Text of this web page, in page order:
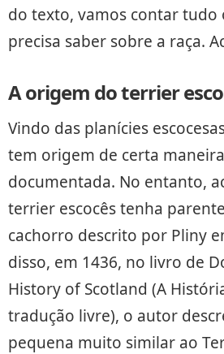
do texto, vamos contar tudo
precisa saber sobre a raça.
A origem do terrier
Vindo das planícies
tem origem de certa
documentada. No entanto,
terrier escocês tenha
cachorro descrito por Pliny
disso, em 1436, no livro de
History of Scotland (A
tradução livre), o autor
pequena muito similar ao